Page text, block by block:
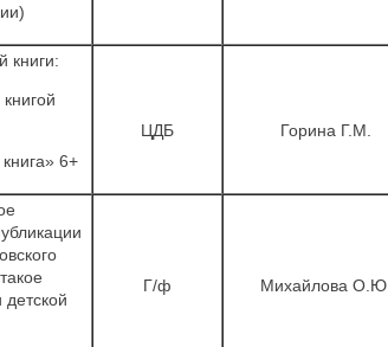
книги:
6+
ЦДБ Горина Г.М.
Г/ф Михайлова О.Ю.